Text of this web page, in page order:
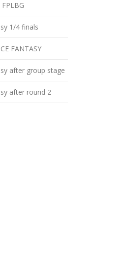
1/4 finals
FANTASY
after group stage
after round 2